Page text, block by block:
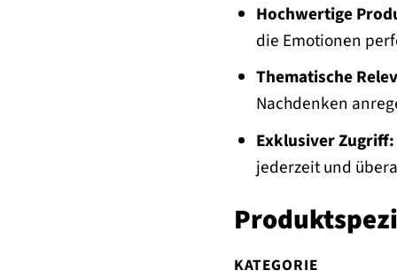
Hochwertige
die Emotionen
Thematische
Nachdenken
Exklusiver Zugriff:
jederzeit und
KATEGORIE